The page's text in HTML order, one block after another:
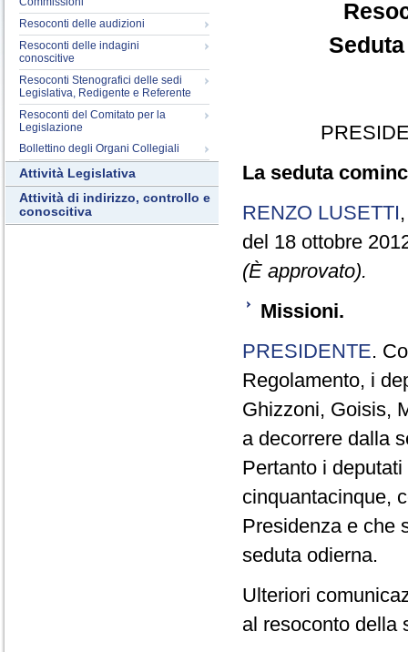
Resoconti delle audizioni
Resoconti delle indagini
conoscitive
Resoconti Stenografici delle sedi
Legislativa, Redigente e Referente
Resoconti del Comitato per la
Legislazione
Bollettino degli Organi Collegiali
Attività Legislativa
Attività di indirizzo, controllo e
conoscitiva
La seduta
RENZO LUSETTI
del 18 ottobre
(È approvato).
Missioni.
PRESIDENTE.
Regolamento, i
Ghizzoni, Goisis,
a decorrere dalla
Pertanto i
cinquantacinque,
Presidenza e che
seduta odierna.
Ulteriori
al resoconto della